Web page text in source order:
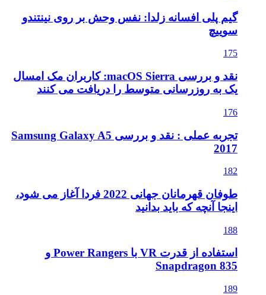
گیم پلی افسانه زلدا: نفس وحش بر روی نینتندو
سوییچ
175
نقد و بررسی macOS Sierra: کاربران مک امسال
یک به روزرسانی متوسط را دریافت می کنند
176
تجربه عملی : نقد و بررسی Samsung Galaxy A5
2017
182
طوفان قهرمانان جهانی 2022 فردا آغاز می شود،
اینجا آنچه که باید بدانید
188
استفاده از قدرت VR با Power Rangers و
Snapdragon 835
189